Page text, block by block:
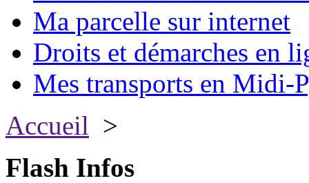
Ma parcelle sur internet
Droits et démarches en
Mes transports en Midi-
Accueil >
Flash Infos